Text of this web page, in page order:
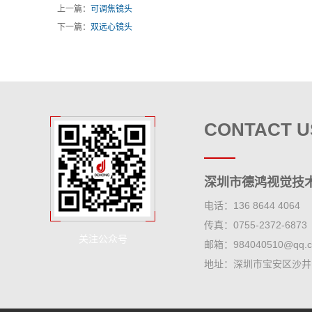
上一篇： 可调焦镜头
下一篇： 双远心镜头
CONTACT
深圳市德鸿视觉技
电话：136 8644 4064
传真：0755-2372-6873
邮箱：
地址：深圳市宝安区沙